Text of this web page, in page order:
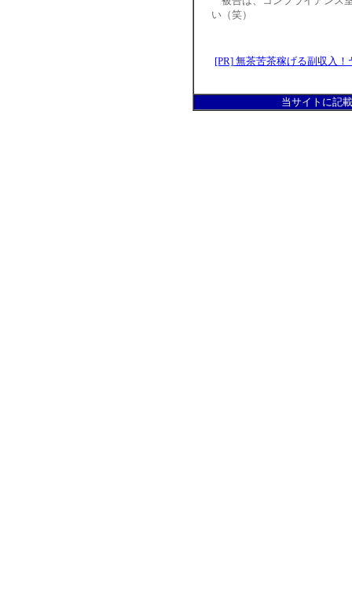
い（笑）
...
[PR] 無茶苦茶稼げる副収入
当サイトに記